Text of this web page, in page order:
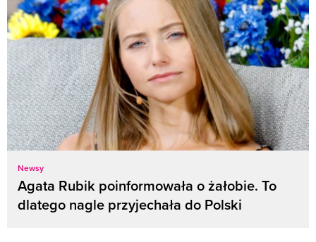
Newsy
Agata Rubik poinformowała o żałobie. To
dlatego nagle przyjechała do Polski